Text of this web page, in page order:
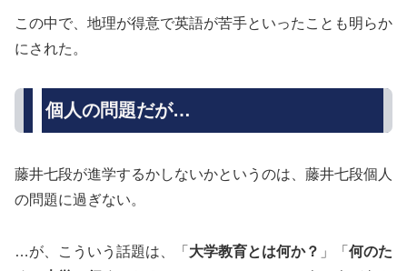
この中で、地理が得意で英語が苦手といったことも明らか
にされた。
個人の問題だが…
藤井七段が進学するかしないかというのは、藤井七段個人
の問題に過ぎない。
…が、こういう話題は、「 大学教育とは何か？ 」「 何のた